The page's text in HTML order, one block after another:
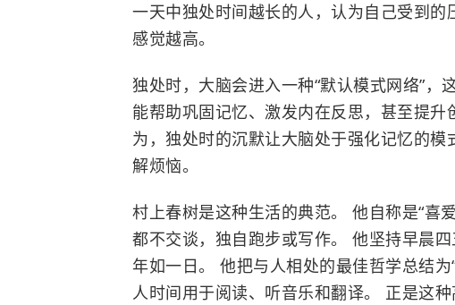
一天中独处时间越长的人，认为自己受到
感觉越高。
独处时，大脑会进入一种“默认模式网络”
能帮助巩固记忆、激发内在反思，甚至提
为，独处时的沉默让大脑处于强化记忆的
解烦恼。
村上春树是这种生活的典范。 他自称是“喜
都不交谈，独自跑步或写作。 他坚持早晨
年如一日。 他把与人相处的最佳哲学总结
人时间用于阅读、听音乐和翻译。 正是这